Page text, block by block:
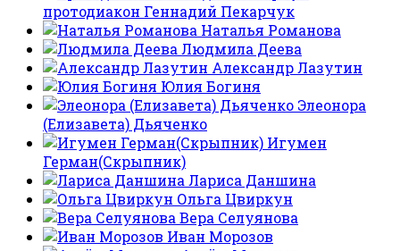
протодиакон Геннадий Пекарчук
Наталья Романова
Людмила Деева
Александр Лазутин
Юлия Богиня
Элеонора
(Елизавета) Дьяченко
Игумен
Герман(Скрыпник)
Лариса Даншина
Ольга Цвиркун
Вера Селуянова
Иван Морозов